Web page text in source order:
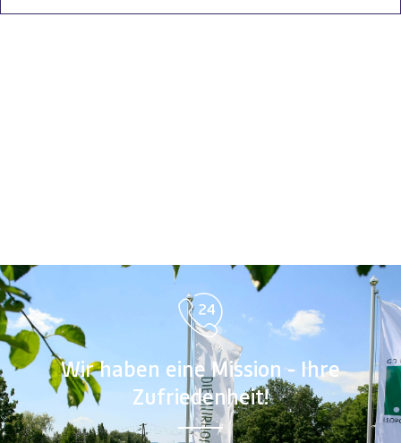
Wir haben eine Mission - Ihre
Zufriedenheit!